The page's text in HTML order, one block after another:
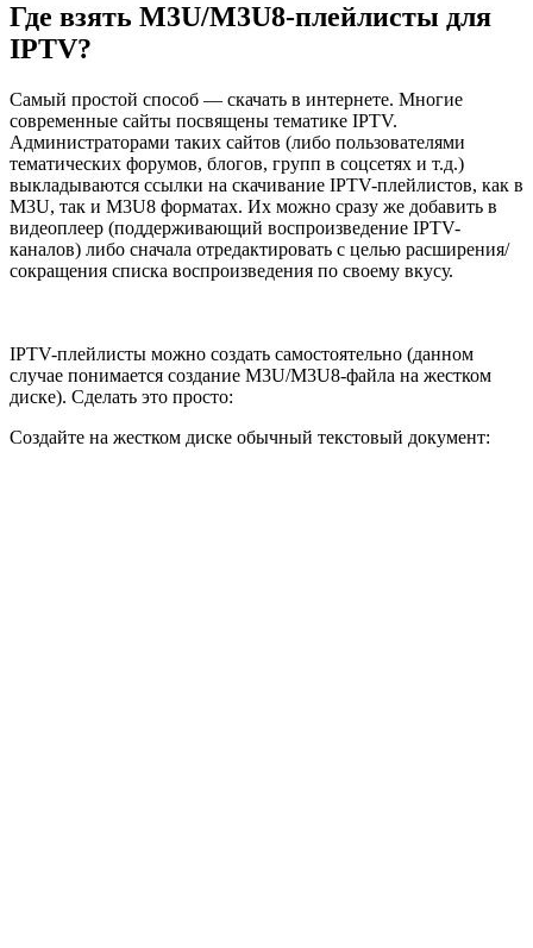
Где взять M3U/M3U8-плейлисты для
IPTV?
Самый простой способ — скачать в интернете. Многие
современные сайты посвящены тематике IPTV.
Администраторами таких сайтов (либо пользователями
тематических форумов, блогов, групп в соцсетях и т.д.)
выкладываются ссылки на скачивание IPTV-плейлистов, как в
M3U, так и M3U8 форматах. Их можно сразу же добавить в
видеоплеер (поддерживающий воспроизведение IPTV-
каналов) либо сначала отредактировать с целью расширения/
сокращения списка воспроизведения по своему вкусу.
IPTV-плейлисты можно создать самостоятельно (данном
случае понимается создание M3U/M3U8-файла на жестком
диске). Сделать это просто:
Создайте на жестком диске обычный текстовый документ: